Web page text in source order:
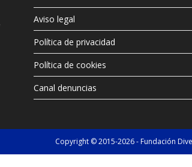
Aviso legal
Política de privacidad
Política de cookies
Canal denuncias
Copyright © 2015-2026 - Fundación